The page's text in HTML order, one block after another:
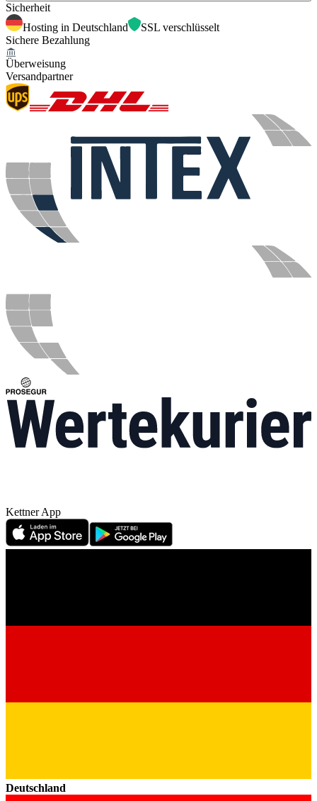
Sicherheit
Hosting in Deutschland
SSL verschlüsselt
Sichere Bezahlung
Überweisung
Versandpartner
Kettner App
Deutschland